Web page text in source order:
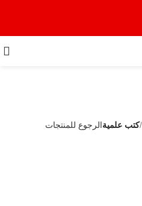
كتب علميةالرجوع للمنتجات